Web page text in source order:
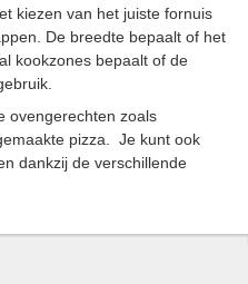
kiezen van het juiste fornuis
De breedte bepaalt of het
kookzones bepaalt of de
ovengerechten zoals
pizza. Je kunt ook
dankzij de verschillende